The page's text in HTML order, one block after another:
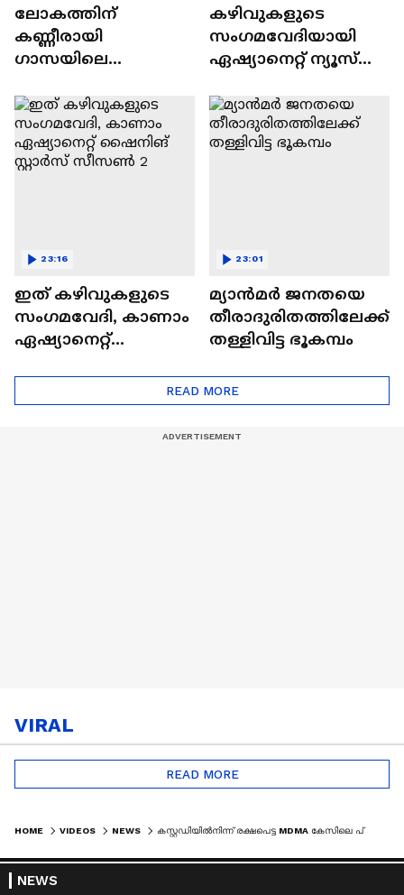
ലോകത്തിന്
കണ്ണീരായി
ഗാസയിലെ
കുഞ്ഞുങ്ങൾ
കഴിവുകളുടെ
സംഗമവേദിയായി
ഏഷ്യാനെറ്റ് ന്യൂസ്
സീസൺ 2
ഇത് കഴിവുകളുടെ
സംഗമവേദി, കാണാം
ഏഷ്യാനെറ്റ്
23:16
മ്യാൻമർ ജനതയെ
തീരാദുരിതത്തിലേക്ക്
തള്ളിവിട്ട ഭൂകമ്പം
23:01
READ MORE
VIRAL
READ MORE
HOME VIDEOS NEWS കസ്റ്റഡിയിൽനിന്ന് രക്ഷപെട്ട MDMA കേസിലെ പ്രതി പിടിയിൽ; പ്രതിയെ കണ്ടെത്തിയത് കൽബുർ​ഗിൽനിന്ന്
NEWS